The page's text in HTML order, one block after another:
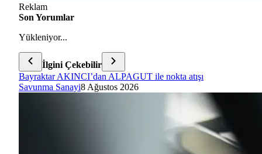
Reklam
Son Yorumlar
Yükleniyor...
İlgini Çekebilir
Bayraktar AKINCI’dan ALPAGUT ile nokta atışı
Savunma Sanayi8 Ağustos 2026